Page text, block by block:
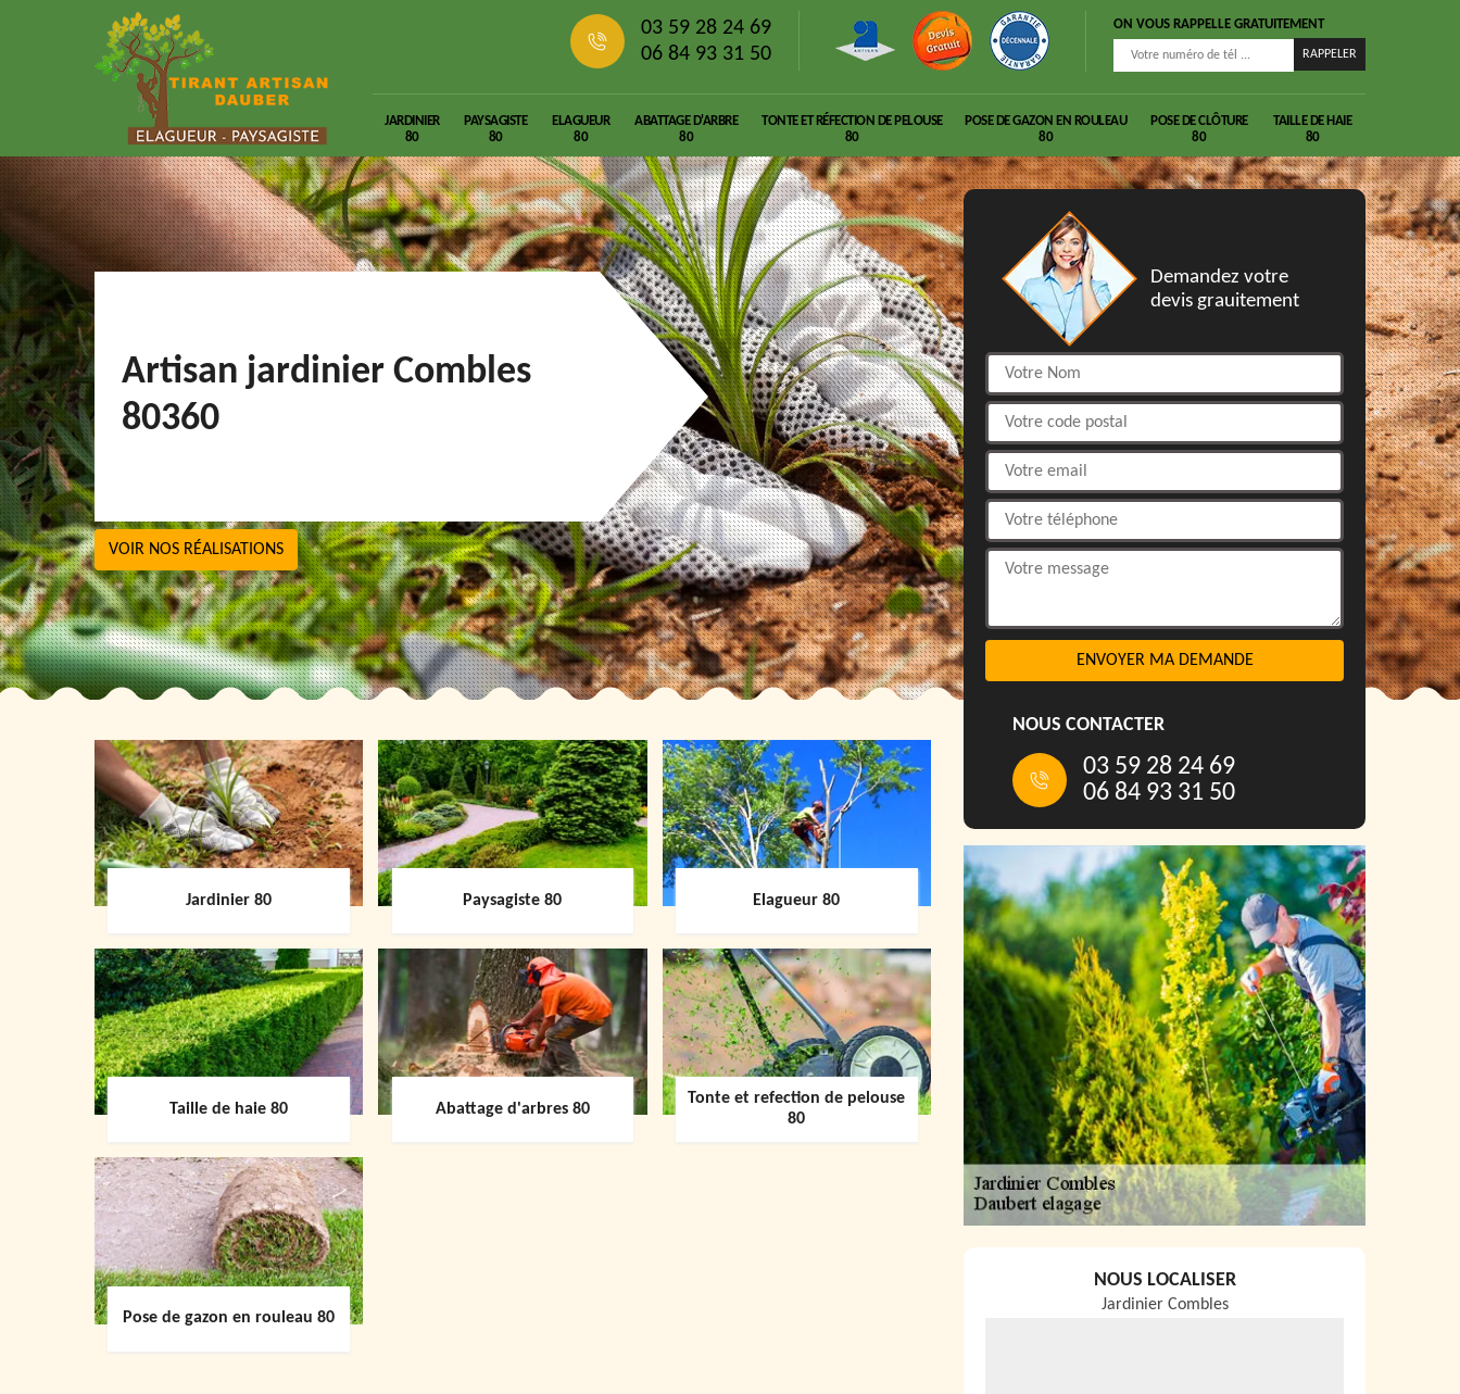
03 59 28 24 69
06 84 93 31 50
ON VOUS RAPPELLE GRATUITEMENT
JARDINIER
80
PAYSAGISTE
80
ELAGUEUR
80
ABATTAGE D'ARBRE
80
TONTE ET RÉFECTION DE PELOUSE
80
POSE DE GAZON EN ROULEAU
80
POSE DE CLÔTURE
80
TAILLE DE HAIE
80
Artisan jardinier Combles
80360
VOIR NOS RÉALISATIONS
Jardinier 80 Paysagiste 80 Elagueur 80
Taille de haie 80 Abattage d'arbres 80
Tonte et refection de pelouse
80
Pose de gazon en rouleau 80
Demandez votre
devis grauitement
NOUS CONTACTER
03 59 28 24 69
06 84 93 31 50
NOUS LOCALISER
Jardinier Combles